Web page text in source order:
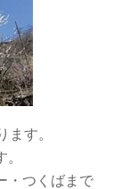
す。
・つくばまで